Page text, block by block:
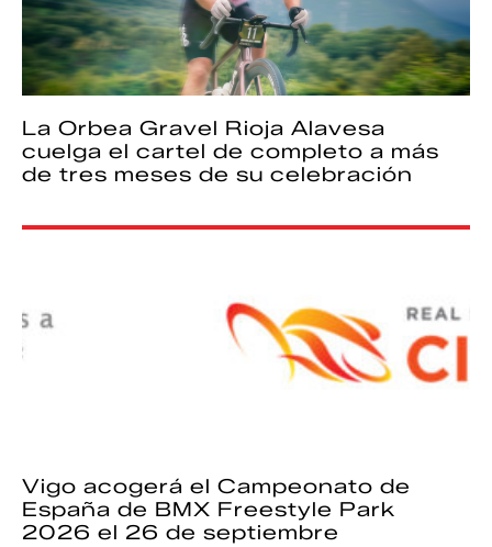
La Orbea Gravel Rioja Alavesa
cuelga el cartel de completo a más
de tres meses de su celebración
Vigo acogerá el Campeonato de
España de BMX Freestyle Park
2026 el 26 de septiembre